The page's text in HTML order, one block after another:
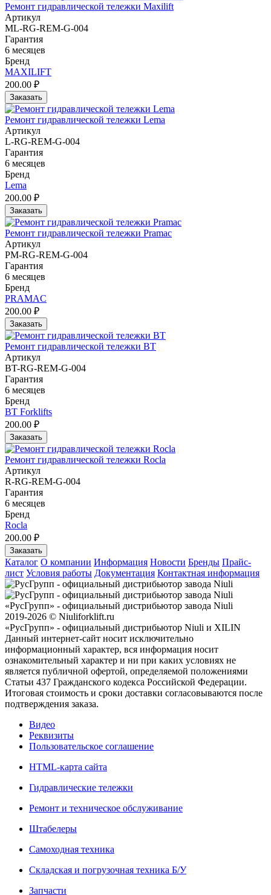
Ремонт гидравлической тележки Maxilift
Артикул
ML-RG-REM-G-004
Гарантия
6 месяцев
Бренд
MAXILIFT
200.00 ₽
Заказать
Ремонт гидравлической тележки Lema
Артикул
L-RG-REM-G-004
Гарантия
6 месяцев
Бренд
Lema
200.00 ₽
Заказать
Ремонт гидравлической тележки Pramac
Артикул
PM-RG-REM-G-004
Гарантия
6 месяцев
Бренд
PRAMAC
200.00 ₽
Заказать
Ремонт гидравлической тележки BT
Артикул
BT-RG-REM-G-004
Гарантия
6 месяцев
Бренд
BT Forklifts
200.00 ₽
Заказать
Ремонт гидравлической тележки Rocla
Артикул
R-RG-REM-G-004
Гарантия
6 месяцев
Бренд
Rocla
200.00 ₽
Заказать
Каталог О компании Информация Новости Бренды Прайс-
лист Условия работы Документация Контактная информация
«РусГрупп» - официальный диcтрибьютор завода Niuli
2019-2026 © Niuliforklift.ru
«РусГрупп» - официальный диcтрибьютор Niuli и XILIN
Данный интернет-сайт носит исключительно
информационный характер, вся информация носит
ознакомительный характер и ни при каких условиях не
является публичной офертой, определяемой положениями
Статьи 437 Гражданского кодекса Российской Федерации.
Итоговая стоимость и сроки доставки согласовываются после
подтверждения заказа.
Видео
Реквизиты
Пользовательское соглашение
HTML-карта сайта
Гидравлические тележки
Ремонт и техническое обслуживание
Штабелеры
Самоходная техника
Складская и погрузочная техника Б/У
Запчасти